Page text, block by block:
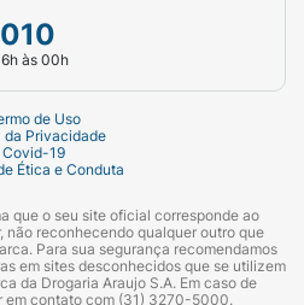
às 00h
de Uso
da Privacidade
Covid-19
Ética e Conduta
que o seu site oficial corresponde ao
não reconhecendo qualquer outro que
Para sua segurança recomendamos
em sites desconhecidos que se utilizem
da Drogaria Araujo S.A. Em caso de
em contato com (31) 3270-5000.